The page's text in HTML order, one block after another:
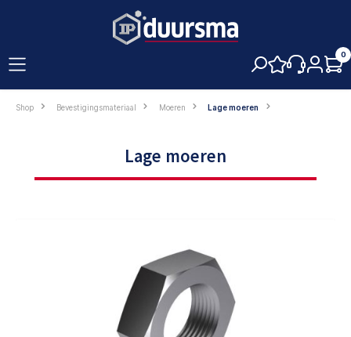
0
Shop Bevestigingsmateriaal Moeren Lage moeren
Lage moeren